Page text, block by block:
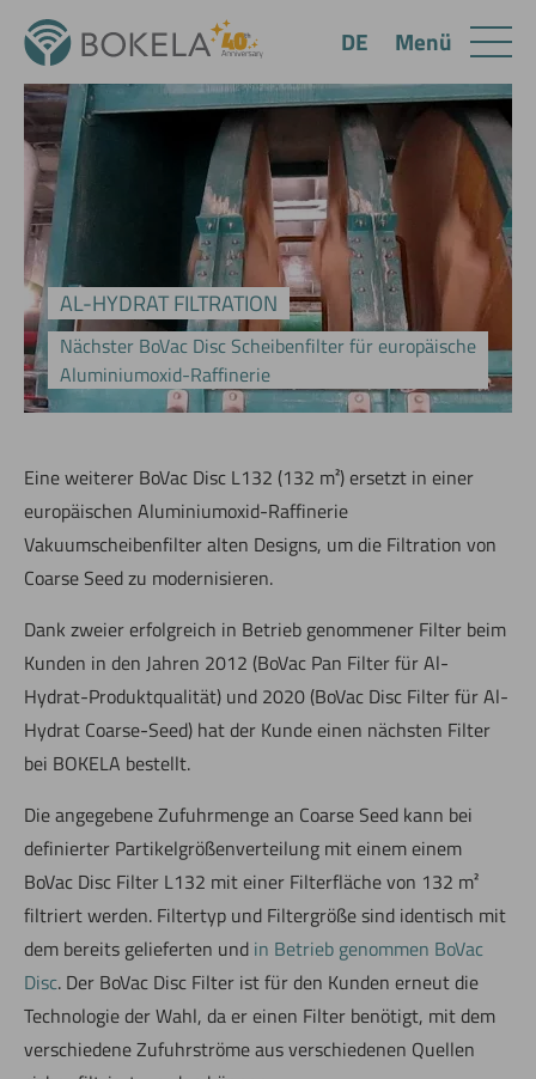
AL-HYDRAT FILTRATION
Nächster BoVac Disc Scheibenfilter für europäische
Aluminiumoxid-Raffinerie
Eine weiterer BoVac Disc L132 (132 m²) ersetzt in einer
europäischen Aluminiumoxid-Raffinerie
Vakuumscheibenfilter alten Designs, um die Filtration von
Coarse Seed zu modernisieren.
Dank zweier erfolgreich in Betrieb genommener Filter beim
Kunden in den Jahren 2012 (BoVac Pan Filter für Al-
Hydrat-Produktqualität) und 2020 (BoVac Disc Filter für Al-
Hydrat Coarse-Seed) hat der Kunde einen nächsten Filter
bei BOKELA bestellt.
Die angegebene Zufuhrmenge an Coarse Seed kann bei
definierter Partikelgrößenverteilung mit einem einem
BoVac Disc Filter L132 mit einer Filterfläche von 132 m²
filtriert werden. Filtertyp und Filtergröße sind identisch mit
dem bereits gelieferten und in Betrieb genommen BoVac
Disc. Der BoVac Disc Filter ist für den Kunden erneut die
Technologie der Wahl, da er einen Filter benötigt, mit dem
verschiedene Zufuhrströme aus verschiedenen Quellen
Menü
DE